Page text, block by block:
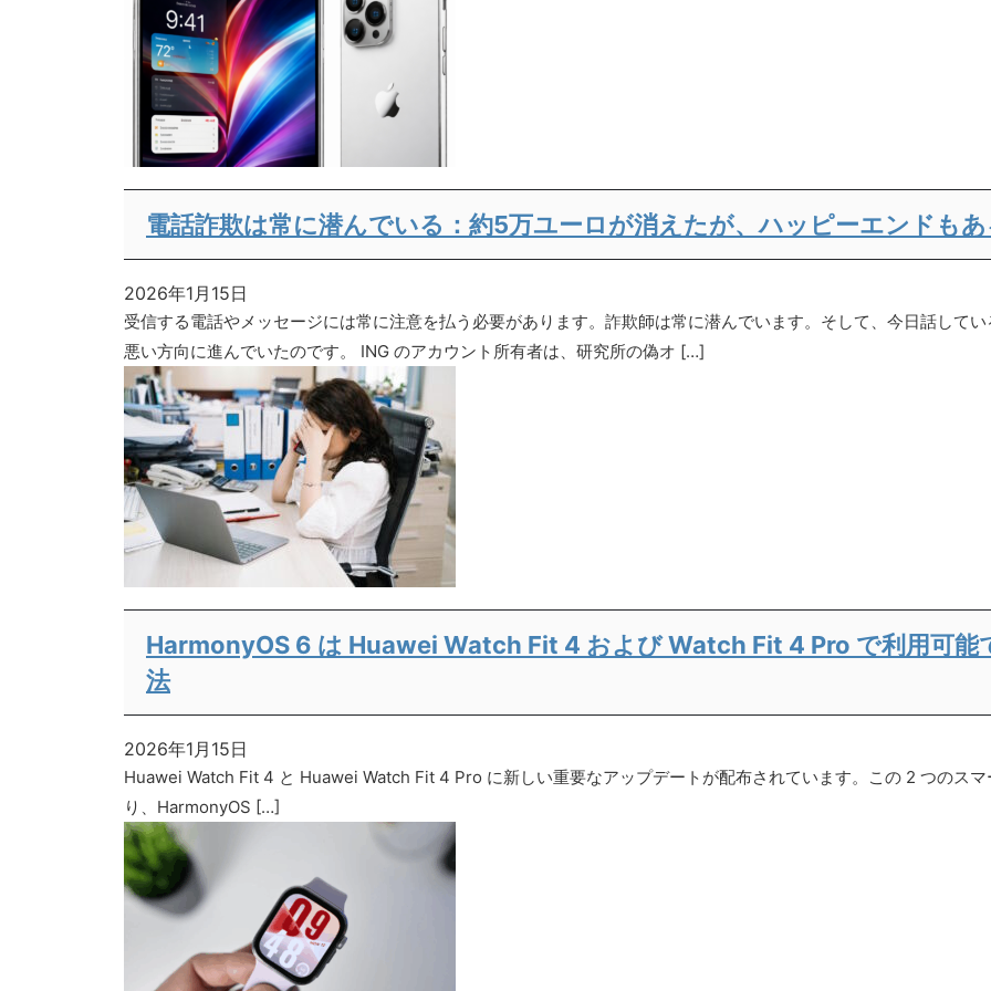
電話詐欺は常に潜んでいる：約5万ユーロが消えたが、ハッピーエンドも
2026年1月15日
受信する電話やメッセージには常に注意を払う必要があります。詐欺師は常に潜んでいます。そして、今日話して
悪い方向に進んでいたのです。 ING のアカウント所有者は、研究所の偽オ […]
HarmonyOS 6 は Huawei Watch Fit 4 および Watch Fit 4 Pro で利用可能
法
2026年1月15日
Huawei Watch Fit 4 と Huawei Watch Fit 4 Pro に新しい重要なアップデートが配布されています。この 2 つのス
り、HarmonyOS […]